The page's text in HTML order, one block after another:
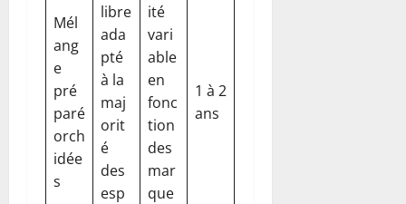
Mél
ang
e
pré
paré
orch
idée
s
libre
ada
pté
à la
maj
orit
é
des
esp
ité
vari
able
en
fonc
tion
des
mar
que
1 à 2
ans